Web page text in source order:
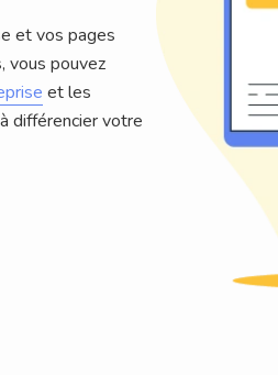
et vos pages
vous pouvez
et les
différencier votre